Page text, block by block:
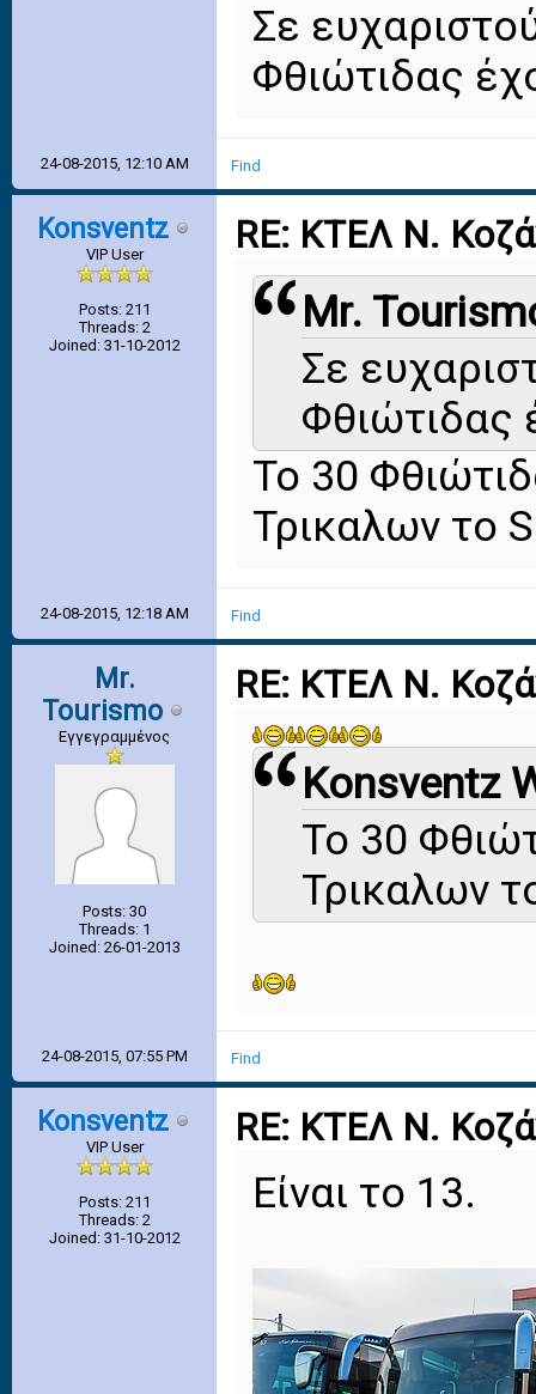
Σε
Φθιώτιδας
24-08-2015, 12:10 AM Find
Konsventz
VIP User
Posts: 211
Threads: 2
Joined: 31-10-2012
RE: ΚΤΕΛ Ν.
Mr.
Σε
Φθιώτιδας
Το 30
Τρικαλων το
24-08-2015, 12:18 AM Find
Mr.
Tourismo
Εγγεγραμμένος
Posts: 30
Threads: 1
Joined: 26-01-2013
RE: ΚΤΕΛ Ν.
Konsventz
Το 30
Τρικαλων
24-08-2015, 07:55 PM Find
Konsventz
VIP User
Posts: 211
Threads: 2
Joined: 31-10-2012
RE: ΚΤΕΛ Ν.
Είναι το 13.